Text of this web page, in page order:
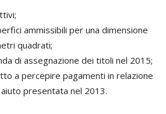
ammissibili per una dimensione
quadrati;
di assegnazione dei titoli nel 2015;
a percepire pagamenti in relazione
presentata nel 2013.